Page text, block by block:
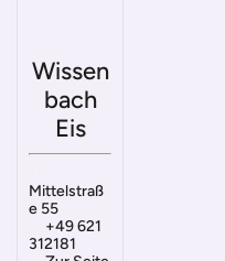
Wissen
bach
Eis
Mittelstraß
e 55
+49 621
312181